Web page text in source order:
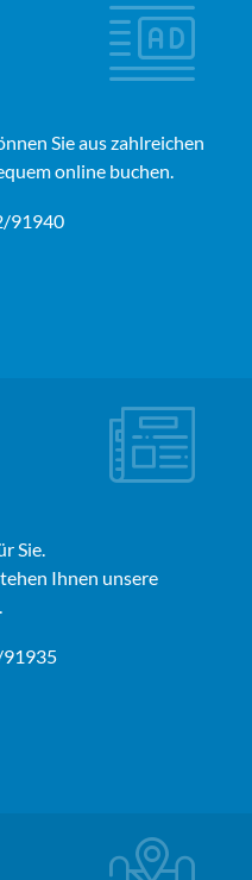
Sie aus zahlreichen
online buchen.
91940
Sie.
Ihnen unsere
91935